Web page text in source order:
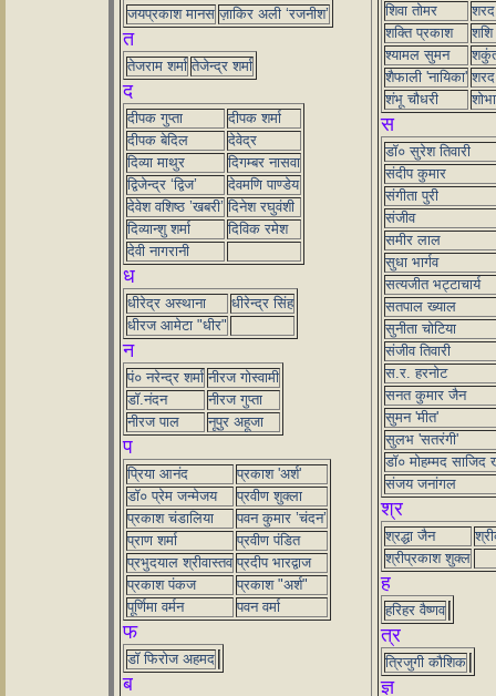
जयप्रकाश मानस ज़ाकिर अली ‘रजनीश’
त
तेजराम शर्मा तेजेन्द्र शर्मा
द
दीपक गुप्ता
दीपक शर्मा
दीपक बेदिल
देवेद्र
दिव्या माथुर
दिगम्बर नासवा
द्विजेन्द्र ‘द्विज’
देवमणि पाण्डेय
देवेश वशिष्ठ ’खबरी’ दिनेश रघुवंशी
दिव्यान्शु शर्मा
दिविक रमेश
देवी नागरानी
ध
धीरेद्र अस्थाना
धीरेन्द्र सिंह
धीरज आमेटा "धीर"
न
पं० नरेन्द्र शर्मा नीरज गोस्वामी
डॉ.नंदन
नीरज गुप्ता
नीरज पाल
नूपुर अहूजा
प
प्रिया आनंद
प्रकाश 'अर्श'
डॉ० प्रेम जन्मेजय
प्रवीण शुक्ला
प्रकाश चंडालिया
पवन कुमार ’चंदन’
प्राण शर्मा
प्रवीण पंडित
प्रभुदयाल श्रीवास्तव प्रदीप भारद्वाज
प्रकाश पंकज
प्रकाश "अर्श"
पूर्णिमा वर्मन
पवन वर्मा
फ
डॉ फिरोज अहमद
ब
शिवा तोमर
शक्ति प्रकाश
शशि
श्यामल सुमन
शैफाली 'नायिका' शरद
शंभू चौधरी
स
डॉ० सुरेश तिवारी
संदीप कुमार
संगीता पुरी
संजीव
समीर लाल
सुधा भार्गव
सत्यजीत भट्टाचार्य
सतपाल ख्याल
सुनीता चोटिया
संजीव तिवारी
स.र. हरनोट
सनत कुमार जैन
सुमन 'मीत'
सुलभ 'सतरंगी'
डॉ० मोहम्मद साजिद
संजय जनांगल
श्र
श्रद्धा जैन
श्रीप्रकाश शुक्ल
ह
हरिहर वैष्णव
त्र
त्रिजुगी कौशिक
ज्ञ